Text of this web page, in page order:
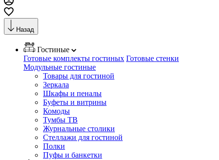
Назад
Гостиные
Готовые комплекты гостиных Готовые стенки
Модульные гостиные
Товары для гостиной
Зеркала
Шкафы и пеналы
Буфеты и витрины
Комоды
Тумбы ТВ
Журнальные столики
Стеллажи для гостиной
Полки
Пуфы и банкетки